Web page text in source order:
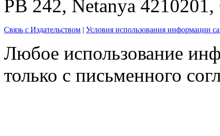
PB 242, Netanya
Связь с Издательством Условия использования информации
Любое использование
только с письменного